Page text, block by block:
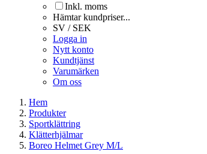
Inkl. moms
Hämtar kundpriser...
SV / SEK
Logga in
Nytt konto
Kundtjänst
Varumärken
Om oss
Hem
Produkter
Sportklättring
Klätterhjälmar
Boreo Helmet Grey M/L